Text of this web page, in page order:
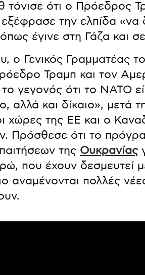
ότι ο Πρόεδρος
εξέφρασε την ελπίδα «να
όπως έγινε στη Γάζα και
ο Γενικός Γραμματέας
Τραμπ και τον
το γεγονός ότι το ΝΑΤΟ
αλλά και δίκαιο», μετά
χώρες της ΕΕ και ο
Πρόσθεσε ότι το
της Ουκρανίας
που έχουν δεσμευτεί
αναμένονται πολλές